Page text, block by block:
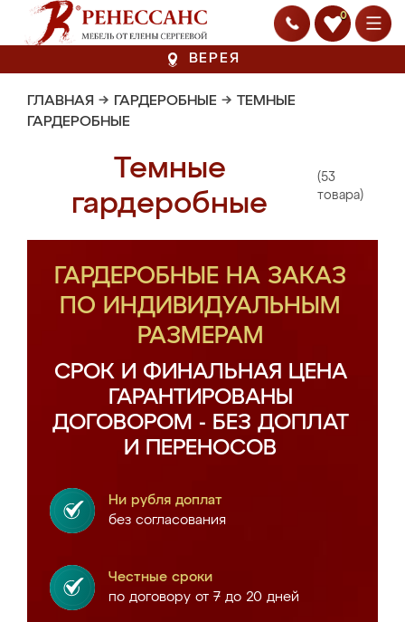
0
ВЕРЕЯ
ГЛАВНАЯ → ГАРДЕРОБНЫЕ → ТЕМНЫЕ
ГАРДЕРОБНЫЕ
Темные
гардеробные
(53
товара)
ГАРДЕРОБНЫЕ НА ЗАКАЗ
ПО ИНДИВИДУАЛЬНЫМ
РАЗМЕРАМ
СРОК И ФИНАЛЬНАЯ ЦЕНА
ГАРАНТИРОВАНЫ
ДОГОВОРОМ - БЕЗ ДОПЛАТ
И ПЕРЕНОСОВ
Ни рубля доплат
без согласования
Честные сроки
по договору от 7 до 20 дней